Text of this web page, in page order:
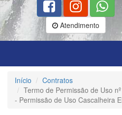
Atendimento
Início
Contratos
Termo de Permissão de Uso
- Permissão de Uso Cascalheira